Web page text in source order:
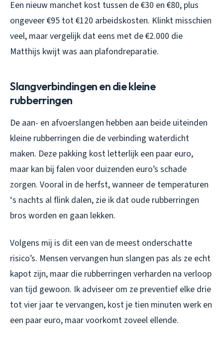
Een nieuw manchet kost tussen de €30 en €80, plus
ongeveer €95 tot €120 arbeidskosten. Klinkt misschien
veel, maar vergelijk dat eens met de €2.000 die
Matthijs kwijt was aan plafondreparatie.
Slangverbindingen en die kleine
rubberringen
De aan- en afvoerslangen hebben aan beide uiteinden
kleine rubberringen die de verbinding waterdicht
maken. Deze pakking kost letterlijk een paar euro,
maar kan bij falen voor duizenden euro’s schade
zorgen. Vooral in de herfst, wanneer de temperaturen
‘s nachts al flink dalen, zie ik dat oude rubberringen
bros worden en gaan lekken.
Volgens mij is dit een van de meest onderschatte
risico’s. Mensen vervangen hun slangen pas als ze echt
kapot zijn, maar die rubberringen verharden na verloop
van tijd gewoon. Ik adviseer om ze preventief elke drie
tot vier jaar te vervangen, kost je tien minuten werk en
een paar euro, maar voorkomt zoveel ellende.